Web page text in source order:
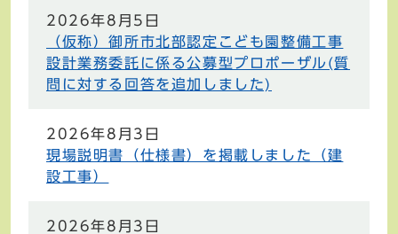
2026年8月5日
（仮称）御所市北部認定こども園整備工事
設計業務委託に係る公募型プロポーザル(質
問に対する回答を追加しました)
2026年8月3日
現場説明書（仕様書）を掲載しました（建
設工事）
2026年8月3日